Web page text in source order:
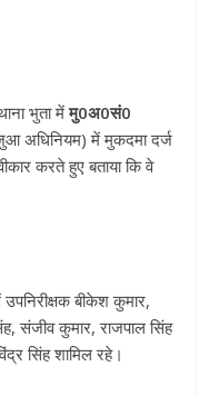
भुता मेंमु0अ0सं0
अधिनियम) में मुकदमा दर्ज
करते हुए बताया कि वे
बीकेश कुमार,
संजीव कुमार, राजपाल सिंह
सिंह शामिल रहे।